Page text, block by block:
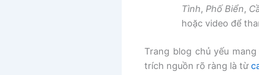
Tình, Phố Biển,
hoặc video để
Trang blog chủ yếu
trích nguồn rõ ràng là từ